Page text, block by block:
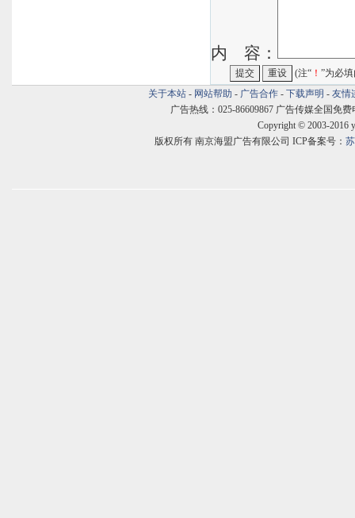
内 容：
(注“ ！ ”为必
关于本站 - 网站帮助 - 广告合作 - 下载声明 - 友情
广告热线：025-86609867 广告传媒全国免费
Copyright © 2003-2016
版权所有 南京海盟广告有限公司 ICP备案号：